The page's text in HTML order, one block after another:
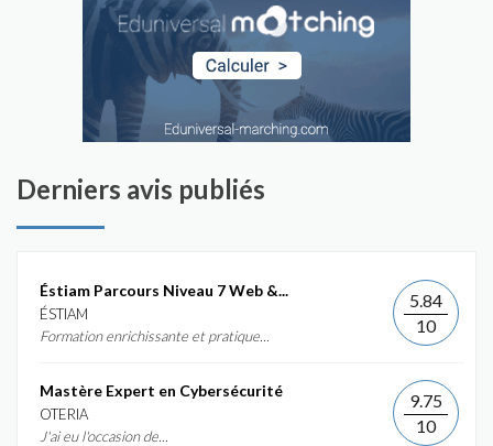
Derniers avis publiés
Éstiam Parcours Niveau 7 Web &...
ÉSTIAM
Formation enrichissante et pratique...
5.84
10
Mastère Expert en Cybersécurité
OTERIA
J'ai eu l'occasion de...
9.75
10